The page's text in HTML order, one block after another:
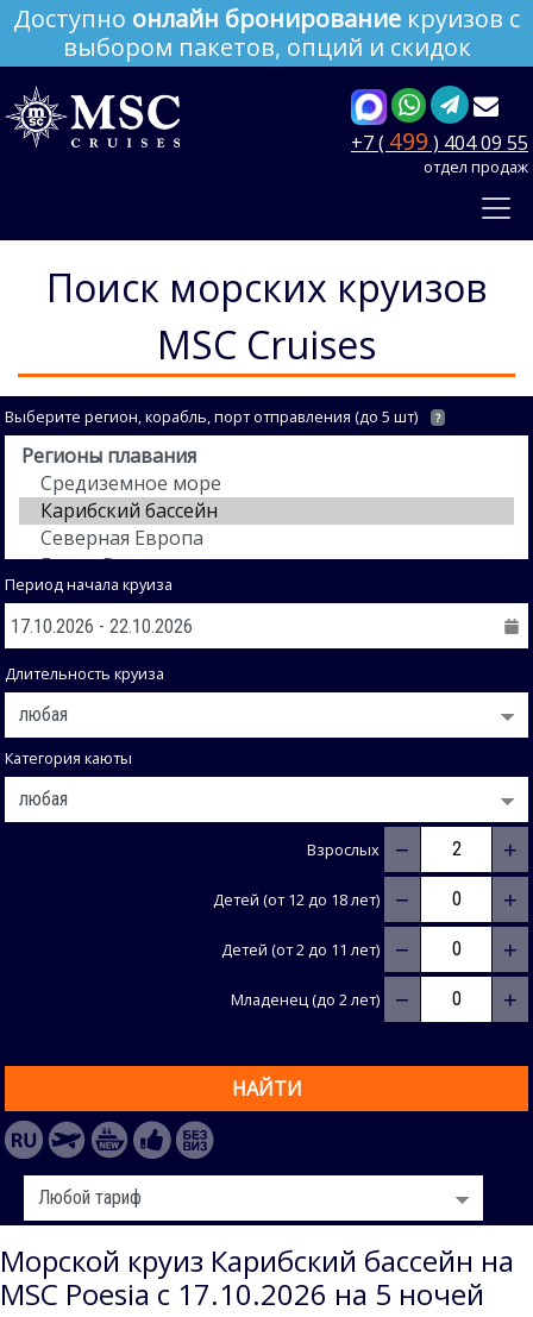
Доступно онлайн бронирование круизов с
выбором пакетов, опций и скидок
+7 ( 499 ) 404 09 55
отдел продаж
Поиск морских круизов
MSC Cruises
Выберите регион, корабль, порт отправления (до 5 шт) ?
Период начала круиза
Длительность круиза
Категория каюты
Взрослых − +
Детей (от 12 до 18 лет) − +
Детей (от 2 до 11 лет) − +
Младенец (до 2 лет) − +
НАЙТИ
Морской круиз Карибский бассейн на
MSC Poesia с 17.10.2026 на 5 ночей